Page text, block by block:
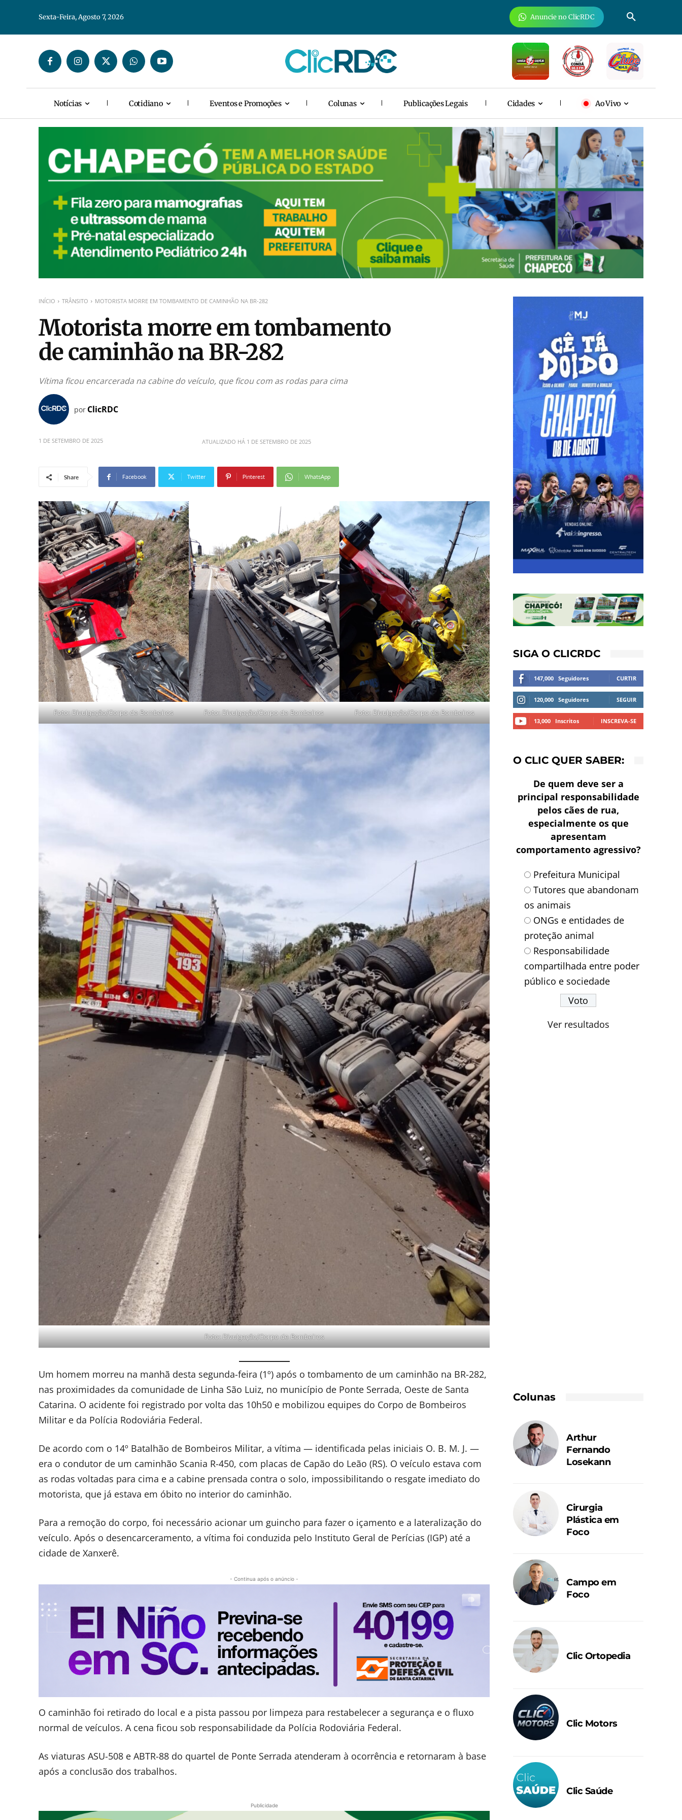
Sexta-Feira, Agosto 7, 2026 Anuncie no ClicRDC
Notícias Cotidiano Eventos e Promoções Colunas Publicações Legais Cidades Ao Vivo
INÍCIO TRÂNSITO MOTORISTA MORRE EM TOMBAMENTO DE CAMINHÃO NA BR-282
Motorista morre em tombamento
de caminhão na BR-282
Vítima ficou encarcerada na cabine do veículo, que ficou com as rodas para cima
por ClicRDC
1 DE SETEMBRO DE 2025 ATUALIZADO HÁ 1 DE SETEMBRO DE 2025
Share Facebook Twitter Pinterest WhatsApp
Foto: Divulgação/Corpo de Bombeiros Foto: Divulgação/Corpo de Bombeiros Foto: Divulgação/Corpo de Bombeiros
Foto: Divulgação/Corpo de Bombeiros
Um homem morreu na manhã desta segunda-feira (1º) após o tombamento de um caminhão na BR-282,
nas proximidades da comunidade de Linha São Luiz, no município de Ponte Serrada, Oeste de Santa
Catarina. O acidente foi registrado por volta das 10h50 e mobilizou equipes do Corpo de Bombeiros
Militar e da Polícia Rodoviária Federal.
De acordo com o 14º Batalhão de Bombeiros Militar, a vítima — identificada pelas iniciais O. B. M. J. —
era o condutor de um caminhão Scania R-450, com placas de Capão do Leão (RS). O veículo estava com
as rodas voltadas para cima e a cabine prensada contra o solo, impossibilitando o resgate imediato do
motorista, que já estava em óbito no interior do caminhão.
Para a remoção do corpo, foi necessário acionar um guincho para fazer o içamento e a lateralização do
veículo. Após o desencarceramento, a vítima foi conduzida pelo Instituto Geral de Perícias (IGP) até a
cidade de Xanxerê.
- Continua após o anúncio -
O caminhão foi retirado do local e a pista passou por limpeza para restabelecer a segurança e o fluxo
normal de veículos. A cena ficou sob responsabilidade da Polícia Rodoviária Federal.
As viaturas ASU-508 e ABTR-88 do quartel de Ponte Serrada atenderam à ocorrência e retornaram à base
após a conclusão dos trabalhos.
Publicidade
SIGA O CLICRDC
147,000 Seguidores CURTIR
120,000 Seguidores SEGUIR
13,000 Inscritos INSCREVA-SE
O CLIC QUER SABER:
De quem deve ser a
principal responsabilidade
pelos cães de rua,
especialmente os que
apresentam
comportamento agressivo?
Prefeitura Municipal
Tutores que abandonam
os animais
ONGs e entidades de
proteção animal
Responsabilidade
compartilhada entre poder
público e sociedade
Ver resultados
Colunas
Arthur
Fernando
Losekann
Cirurgia
Plástica em
Foco
Campo em
Foco
Clic Ortopedia
Clic Motors
Clic Saúde